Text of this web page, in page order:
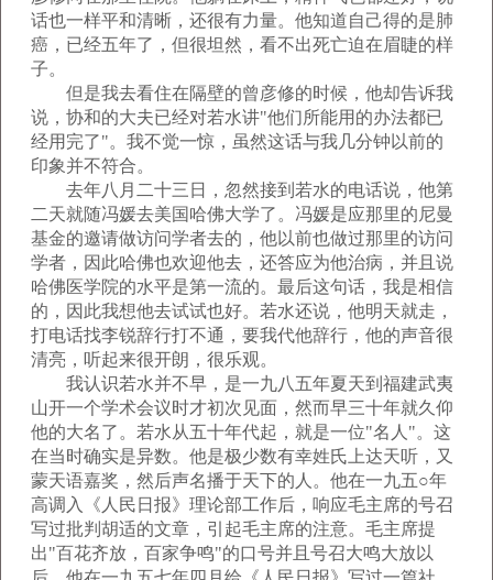
话也一样平和清晰，还很有力量。他知道自己得的是肺
癌，已经五年了，但很坦然，看不出死亡迫在眉睫的样
子。
但是我去看住在隔壁的曾彦修的时候，他却告诉我
说，协和的大夫已经对若水讲"他们所能用的办法都已
经用完了"。我不觉一惊，虽然这话与我几分钟以前的
印象并不符合。
去年八月二十三日，忽然接到若水的电话说，他第
二天就随冯媛去美国哈佛大学了。冯媛是应那里的尼曼
基金的邀请做访问学者去的，他以前也做过那里的访问
学者，因此哈佛也欢迎他去，还答应为他治病，并且说
哈佛医学院的水平是第一流的。最后这句话，我是相信
的，因此我想他去试试也好。若水还说，他明天就走，
打电话找李锐辞行打不通，要我代他辞行，他的声音很
清亮，听起来很开朗，很乐观。
我认识若水并不早，是一九八五年夏天到福建武夷
山开一个学术会议时才初次见面，然而早三十年就久仰
他的大名了。若水从五十年代起，就是一位"名人"。这
在当时确实是异数。他是极少数有幸姓氏上达天听，又
蒙天语嘉奖，然后声名播于天下的人。他在一九五○年
高调入《人民日报》理论部工作后，响应毛主席的号召
写过批判胡适的文章，引起毛主席的注意。毛主席提
出"百花齐放，百家争鸣"的口号并且号召大鸣大放以